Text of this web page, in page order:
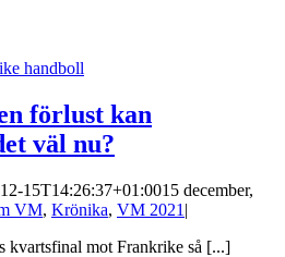
förlust kan
väl nu?
15T14:26:37+01:0015 december,
VM, Krönika, VM 2021 |
kvartsfinal mot Frankrike så [...]